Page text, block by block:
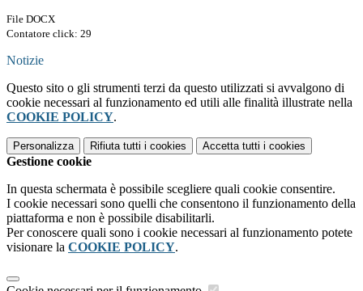
File DOCX
Contatore click: 29
Notizie
Questo sito o gli strumenti terzi da questo utilizzati si avvalgono di
cookie necessari al funzionamento ed utili alle finalità illustrate nella
COOKIE POLICY.
Personalizza Rifiuta tutti i cookies Accetta tutti i cookies
Gestione cookie
In questa schermata è possibile scegliere quali cookie consentire.
I cookie necessari sono quelli che consentono il funzionamento della
piattaforma e non è possibile disabilitarli.
Per conoscere quali sono i cookie necessari al funzionamento potete
visionare la COOKIE POLICY.